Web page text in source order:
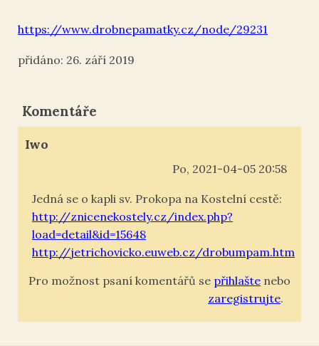
https://www.drobnepamatky.cz/node/29231
26. září 2019
Komentáře
Iwo
Po, 2021-04-05 20:58
Jedná se o kapli sv. Prokopa na Kostelní cestě:
http://znicenekostely.cz/index.php?
load=detail&id=15648
http://jetrichovicko.euweb.cz/drobumpam.htm
Pro možnost psaní komentářů se přihlašte nebo
zaregistrujte.